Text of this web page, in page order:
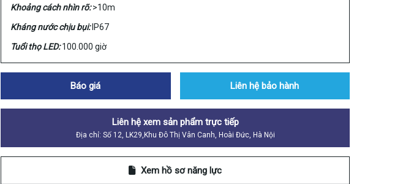
Khoảng cách nhìn rõ: >10m
Kháng nước chịu bụi:IP67
Tuổi thọ LED:100.000 giờ
Báo giá Liên hệ bảo hành
Liên hệ xem sản phẩm trực tiếp
Địa chỉ: Số 12, LK29,Khu Đô Thị Vân Canh, Hoài Đức, Hà Nội
Xem hồ sơ năng lực